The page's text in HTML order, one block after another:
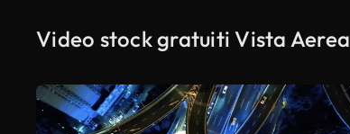
Video stock gratuiti Vista Aerea